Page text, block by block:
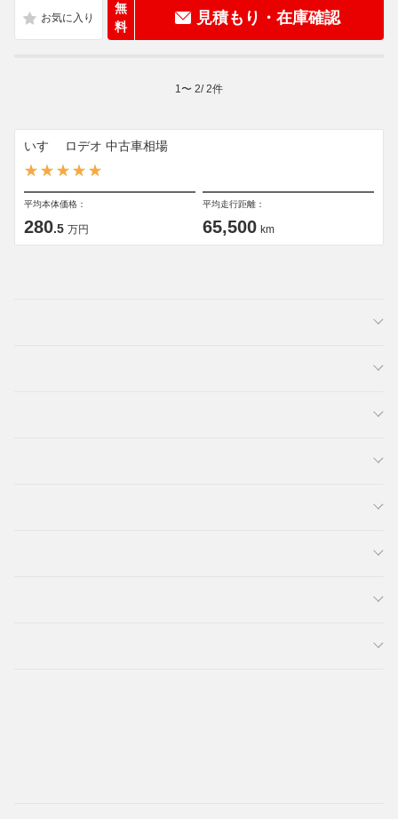
無
料
見積もり・在庫確認
1 〜 2/2件
いすゞ ロデオ 中古車相場
平均本体価格：
280.5 万円
平均走行距離：
65,500 km